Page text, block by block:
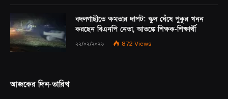
বদলগাছীতে ক্ষমতার দাপট: স্কুল ঘেঁষে পুকুর খনন
করছেন বিএনপি নেতা, আতঙ্কে শিক্ষক-শিক্ষার্থী
২২/০২/২০২৬ 872 Views
আজকের দিন-তারিখ